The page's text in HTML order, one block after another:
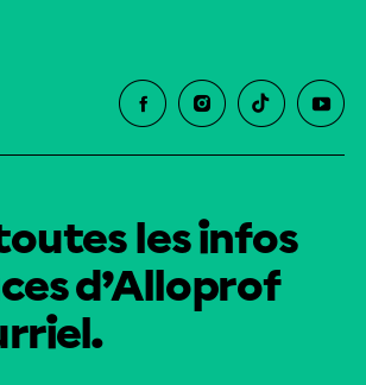
les infos
d’Alloprof